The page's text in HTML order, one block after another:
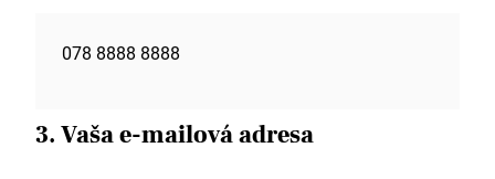
078 8888 8888
3. Vaša e-mailová adresa